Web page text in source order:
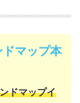
マップ本
ドマップイ